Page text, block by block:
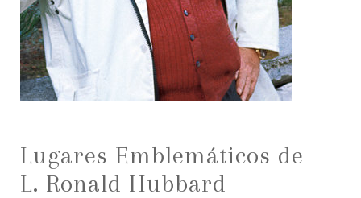
Lugares Emblemáticos de
L. Ronald Hubbard